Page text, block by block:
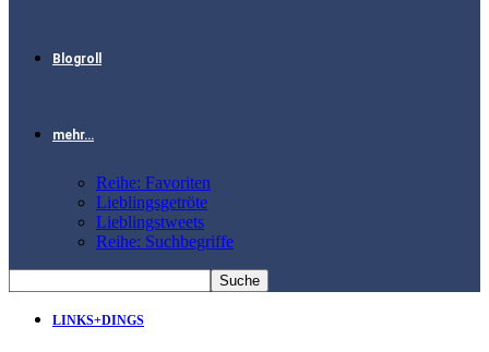
Blogroll
mehr…
Reihe: Favoriten
Lieblingsgetröte
Lieblingstweets
Reihe: Suchbegriffe
LINKS+DINGS